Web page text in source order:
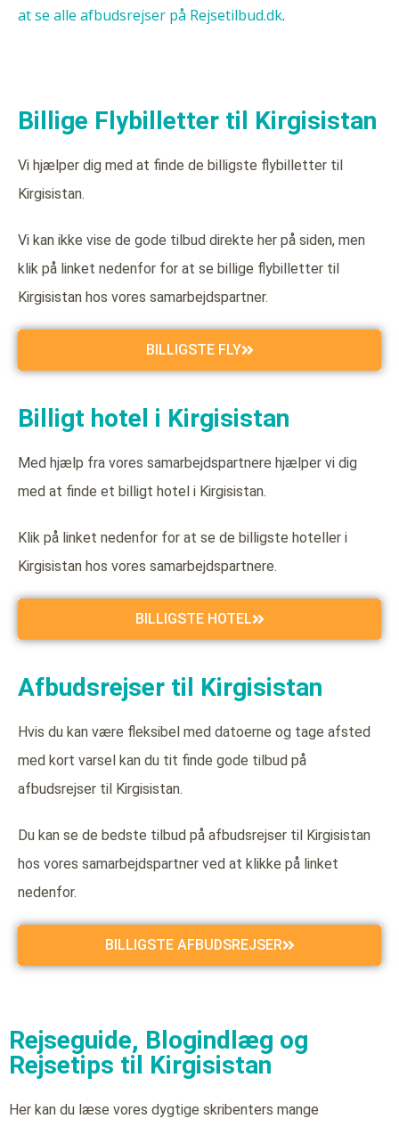
at se alle afbudsrejser på Rejsetilbud.dk.
Billige Flybilletter til Kirgisistan
Vi hjælper dig med at finde de billigste flybilletter til
Kirgisistan.
Vi kan ikke vise de gode tilbud direkte her på siden, men
klik på linket nedenfor for at se billige flybilletter til
Kirgisistan hos vores samarbejdspartner.
BILLIGSTE FLY
Billigt hotel i Kirgisistan
Med hjælp fra vores samarbejdspartnere hjælper vi dig
med at finde et billigt hotel i Kirgisistan.
Klik på linket nedenfor for at se de billigste hoteller i
Kirgisistan hos vores samarbejdspartnere.
BILLIGSTE HOTEL
Afbudsrejser til Kirgisistan
Hvis du kan være fleksibel med datoerne og tage afsted
med kort varsel kan du tit finde gode tilbud på
afbudsrejser til Kirgisistan.
Du kan se de bedste tilbud på afbudsrejser til Kirgisistan
hos vores samarbejdspartner ved at klikke på linket
nedenfor.
BILLIGSTE AFBUDSREJSER
Rejseguide, Blogindlæg og
Rejsetips til Kirgisistan
Her kan du læse vores dygtige skribenters mange